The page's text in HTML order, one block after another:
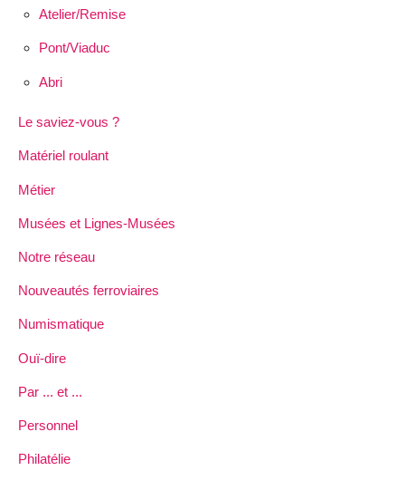
Atelier/Remise
Pont/Viaduc
Abri
Le saviez-vous ?
Matériel roulant
Métier
Musées et Lignes-Musées
Notre réseau
Nouveautés ferroviaires
Numismatique
Ouï-dire
Par ... et ...
Personnel
Philatélie